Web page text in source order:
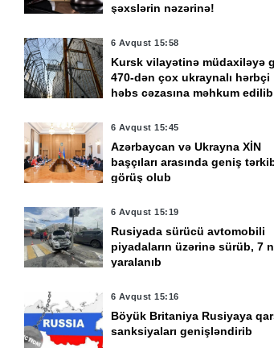
şəxslərin nəzərinə!
6 Avqust 15:58
Kursk vilayətinə müdaxiləyə
470-dən çox ukraynalı hərbçi
həbs cəzasına məhkum edilib
6 Avqust 15:45
Azərbaycan və Ukrayna XİN
başçıları arasında geniş
görüş olub
6 Avqust 15:19
Rusiyada sürücü avtomobili
piyadaların üzərinə sürüb, 7
yaralanıb
6 Avqust 15:16
Böyük Britaniya Rusiyaya
sanksiyaları genişləndirib